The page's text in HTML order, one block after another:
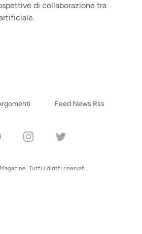
di collaborazione tra
Feed News Rss
InstagramTwitter
Tutti i diritti riservati.